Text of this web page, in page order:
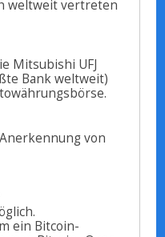
weltweit vertreten
Mitsubishi UFJ
Bank weltweit)
von
ein Bitcoin-